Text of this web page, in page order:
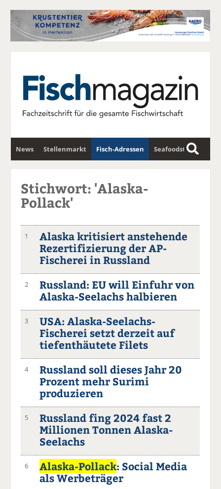
News Stellenmarkt Fisch-Adressen Seafoodstar
Fischwirtschafts-Gipfel Newsletter
S
u
Stichwort: 'Alaska-
Pollack'
1
Alaska kritisiert anstehende
Rezertifizierung der AP-
Fischerei in Russland
2
Russland: EU will Einfuhr von
Alaska-Seelachs halbieren
3
USA: Alaska-Seelachs-
Fischerei setzt derzeit auf
tiefenthäutete Filets
4
Russland soll dieses Jahr 20
Prozent mehr Surimi
produzieren
5
Russland fing 2024 fast 2
Millionen Tonnen Alaska-
Seelachs
6 Alaska-Pollack: Social Media
als Werbeträger